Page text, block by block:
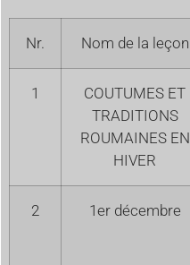
Nr. Nom de la leçon
1
COUTUMES ET
TRADITIONS
ROUMAINES EN
HIVER
2 1er décembre